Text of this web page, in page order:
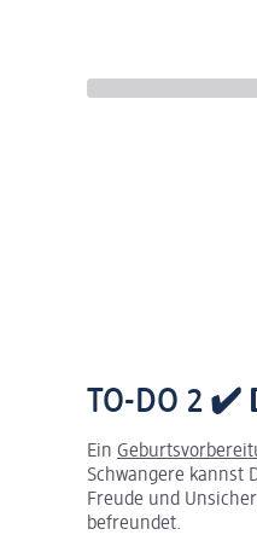
TO-DO 2 ✔️
Ein
Schwangere kannst
Freude und
befreundet.